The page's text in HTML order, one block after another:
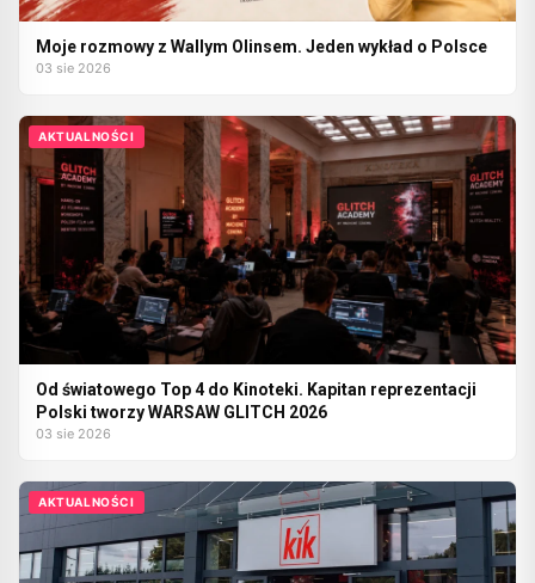
Moje rozmowy z Wallym Olinsem. Jeden wykład o Polsce
03 sie 2026
AKTUALNOŚCI
Od światowego Top 4 do Kinoteki. Kapitan reprezentacji
Polski tworzy WARSAW GLITCH 2026
03 sie 2026
AKTUALNOŚCI